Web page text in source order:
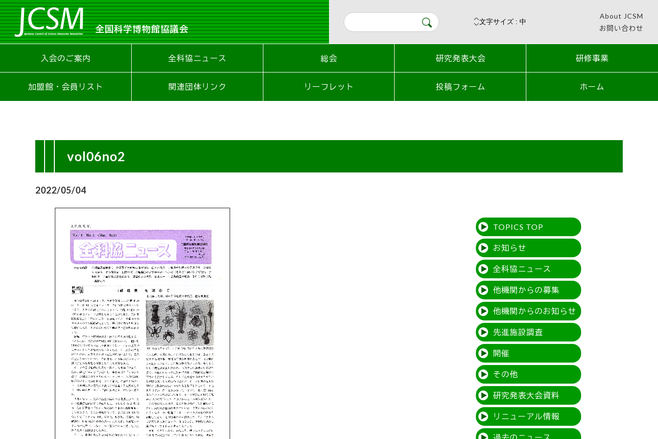
全国科学博物館協議会
About JCSM
お問い合わせ
入会のご案内 全科協ニュース 総会 研究発表大会 研修事業
加盟館・会員リスト 関連団体リンク リーフレット 投稿フォーム ホーム
vol06no2
2022/05/04
TOPICS TOP
お知らせ
全科協ニュース
他機関からの募集
他機関からのお知らせ
先進施設調査
開催
その他
研究発表大会資料
リニューアル情報
過去のニュース